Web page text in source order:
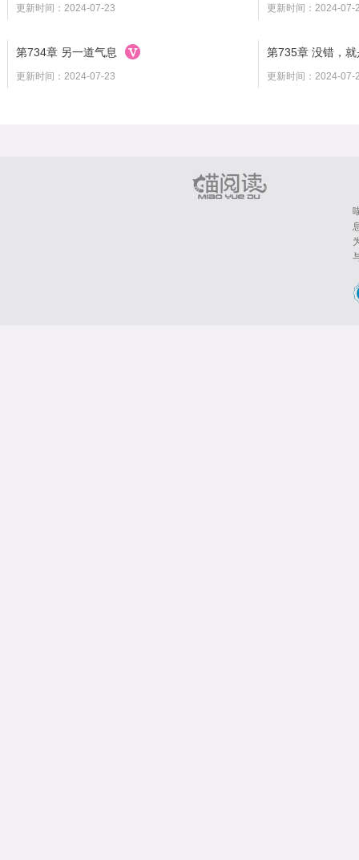
更新时间：2024-07-23 更新时间：2024-07-
第734章 另一道气息
更新时间：2024-07-23
第735章 没错，
更新时间：2024-07-